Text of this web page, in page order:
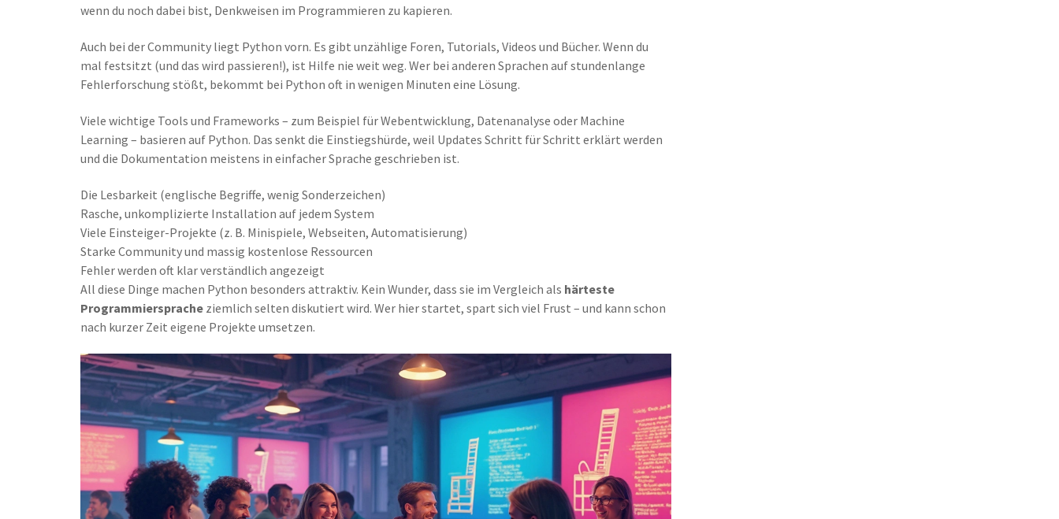
wenn du noch dabei bist, Denkweisen im Programmieren zu kapieren.
Auch bei der Community liegt Python vorn. Es gibt unzählige Foren, Tutorials, Videos und Bücher. Wenn du
mal festsitzt (und das wird passieren!), ist Hilfe nie weit weg. Wer bei anderen Sprachen auf stundenlange
Fehlerforschung stößt, bekommt bei Python oft in wenigen Minuten eine Lösung.
Viele wichtige Tools und Frameworks – zum Beispiel für Webentwicklung, Datenanalyse oder Machine
Learning – basieren auf Python. Das senkt die Einstiegshürde, weil Updates Schritt für Schritt erklärt werden
und die Dokumentation meistens in einfacher Sprache geschrieben ist.
Die Lesbarkeit (englische Begriffe, wenig Sonderzeichen)
Rasche, unkomplizierte Installation auf jedem System
Viele Einsteiger-Projekte (z. B. Minispiele, Webseiten, Automatisierung)
Starke Community und massig kostenlose Ressourcen
Fehler werden oft klar verständlich angezeigt
All diese Dinge machen Python besonders attraktiv. Kein Wunder, dass sie im Vergleich als härteste
Programmiersprache ziemlich selten diskutiert wird. Wer hier startet, spart sich viel Frust – und kann schon
nach kurzer Zeit eigene Projekte umsetzen.